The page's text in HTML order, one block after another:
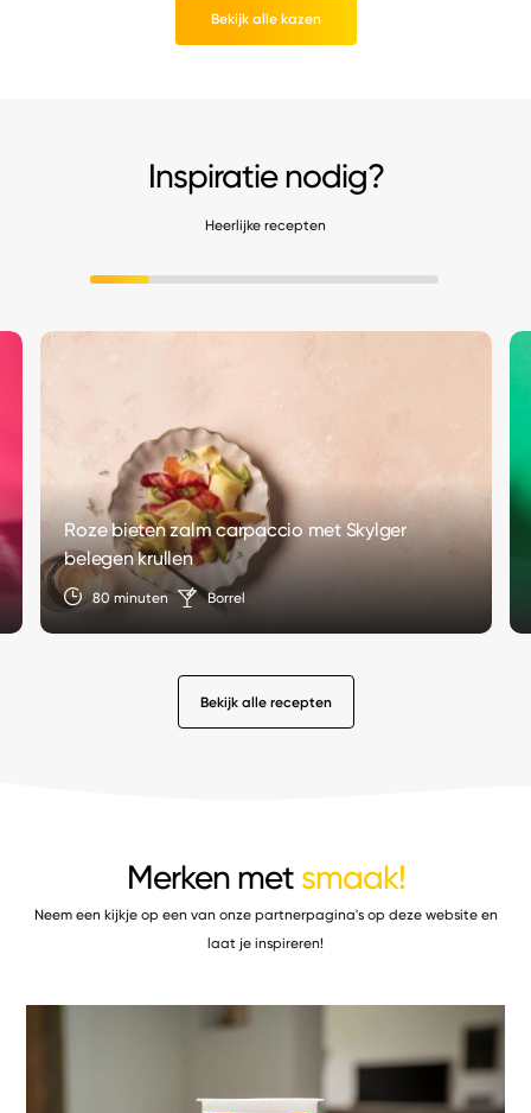
Bekijk alle kazen
Inspiratie nodig?
Heerlijke recepten
Roze bieten zalm carpaccio met Skylger
belegen krullen
80 minuten Borrel
Bekijk alle recepten
Merken met smaak!
Neem een kijkje op een van onze partnerpagina's op deze website en
laat je inspireren!